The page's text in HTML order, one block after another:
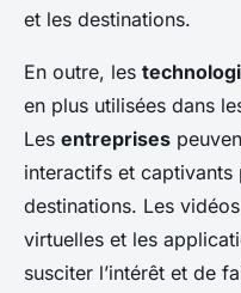
et les destinations.
En outre, les
en plus utilisées dans
Les entreprises
interactifs et
destinations. Les
virtuelles et les
susciter l’intérêt et de